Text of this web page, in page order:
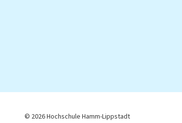
© 2026 Hochschule Hamm-Lippstadt